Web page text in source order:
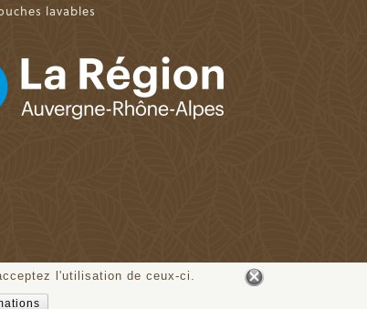
l'utilisation de ceux-ci.
lavables